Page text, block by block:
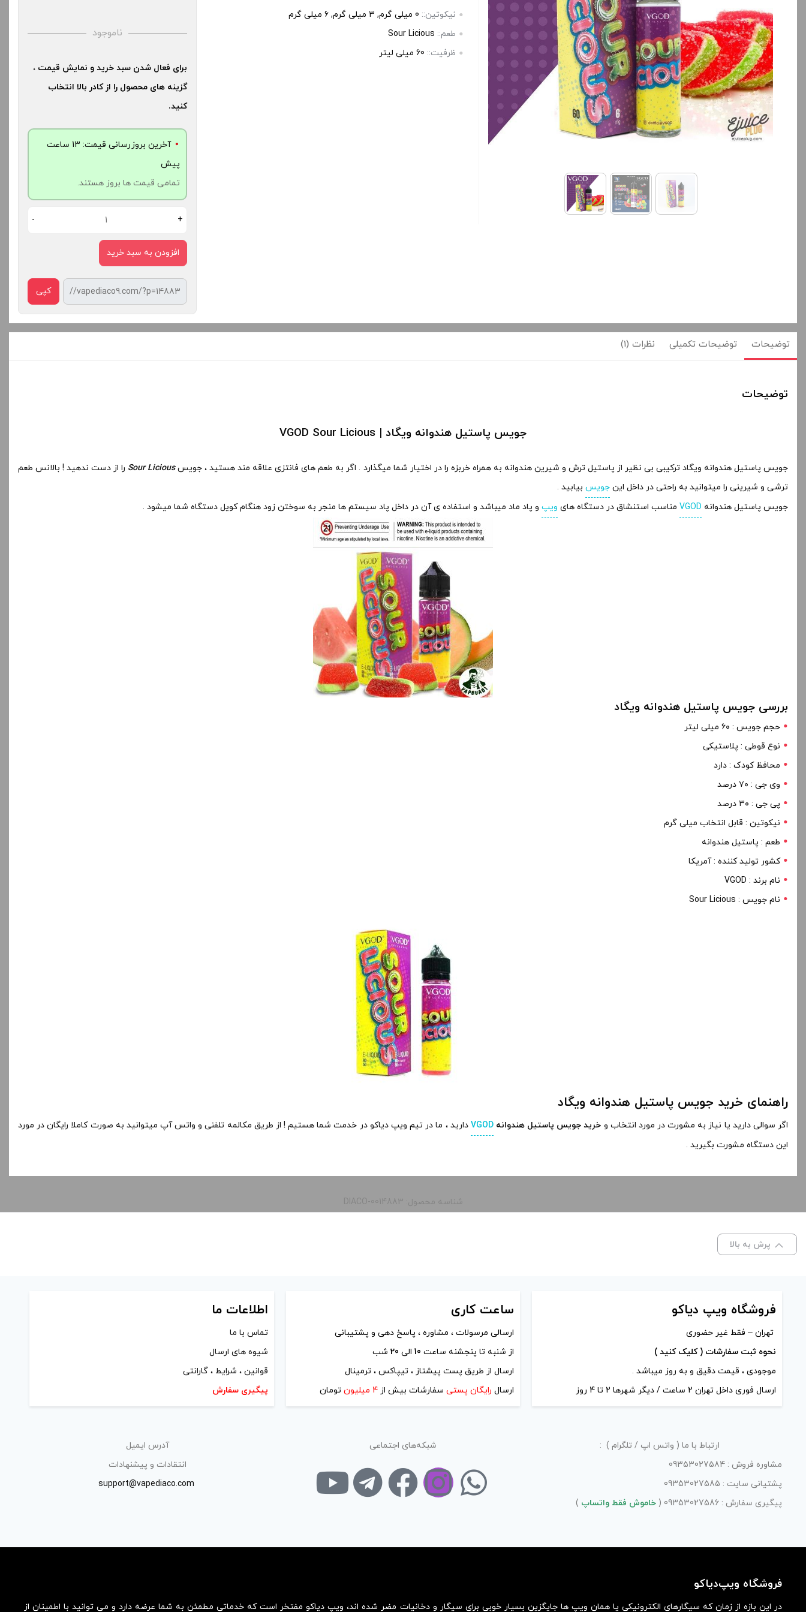
امتیاز
مشتری
نیکوتین:: 0 میلی گرم, 3 میلی گرم, 6 میلی گرم
طعم:: Sour Licious
ظرفیت:: 60 میلی‌ لیتر
ناموجود
برای فعال شدن سبد خرید و نمایش قیمت ،
گزینه های محصول را از کادر بالا انتخاب
کنید.
آخرین بروزرسانی قیمت: 13 ساعت
پیش
تمامی قیمت ها بروز هستند.
- +
افزودن به سبد خرید
کپی
توضیحات توضیحات تکمیلی نظرات (1)
توضیحات
جویس پاستیل هندوانه ویگاد | VGOD Sour Licious
جویس پاستیل هندوانه ویگاد ترکیبی بی نظیر از پاستیل ترش و شیرین هندوانه به همراه خربزه را در اختیار شما میگذارد . اگر به طعم های فانتزی علاقه مند هستید ، جویسSour Licious را از دست ندهید ! بالانس طعم
ترشی و شیرینی را میتوانید به راحتی در داخل این جویس بیابید .
جویس پاستیل هندوانه VGOD مناسب استنشاق در دستگاه های ویپ و پاد ماد میباشد و استفاده ی آن در داخل پاد سیستم ها منجر به سوختن زود هنگام کویل دستگاه شما میشود .
بررسی جویس پاستیل هندوانه ویگاد
حجم جویس : ۶۰ میلی لیتر
نوع قوطی : پلاستیکی
محافظ کودک : دارد
وی جی : ۷۰ درصد
پی جی : ۳۰ درصد
نیکوتین : قابل انتخاب میلی گرم
طعم : پاستیل هندوانه
کشور تولید کننده : آمریکا
نام برند : VGOD
نام جویس : Sour Licious
راهنمای خرید جویس پاستیل هندوانه ویگاد
اگر سوالی دارید یا نیاز به مشورت در مورد انتخاب و خرید جویس پاستیل هندوانهVGOD دارید ، ما در تیم ویپ دیاکو در خدمت شما هستیم ! از طریق مکالمه تلفنی و واتس آپ میتوانید به صورت کاملا رایگان در مورد
این دستگاه مشورت بگیرید .
شناسه محصول: DIACO-0014883
پرش به بالا
فروشگاه ویپ دیاکو
تهران – فقط غیر حضوری
نحوه ثبت سفارشات ( کلیک کنید )
موجودی ، قیمت دقیق و به روز میباشد .
ارسال فوری داخل تهران 2 ساعت / دیگر شهرها 2 تا 4 روز
ساعت کاری
ارسالی مرسولات ، مشاوره ، پاسخ دهی و پشتیبانی
از شنبه تا پنجشنه ساعت 10الی 20شب
ارسال از طریق پست پیشتاز ، تیپاکس ، ترمینال
ارسال رایگان پستی سفارشات بیش از 4 میلیون تومان
اطلاعات ما
تماس با ما
شیوه های ارسال
قوانین ، شرایط ، گارانتی
پیگیری سفارش
ارتباط با ما ( واتس اپ / تلگرام ) :
مشاوره فروش : 09353027584
پشتیانی سایت : 09353027585
پیگیری سفارش : 09353027586 (
خاموش فقط واتساپ )
شبکه‌های اجتماعی
آدرس ایمیل
انتقادات و پیشنهادات
support@vapediaco.com
فروشگاه ویپ‌دیاکو
در این بازه از زمان که سیگارهای الکترونیکی یا همان ویپ ها جایگزین بسیار خوبی برای سیگار و دخانیات مضر شده اند، ویپ دیاکو مفتخر است که خدماتی مطمئن به شما عرضه دارد و می توانید با اطمینان از